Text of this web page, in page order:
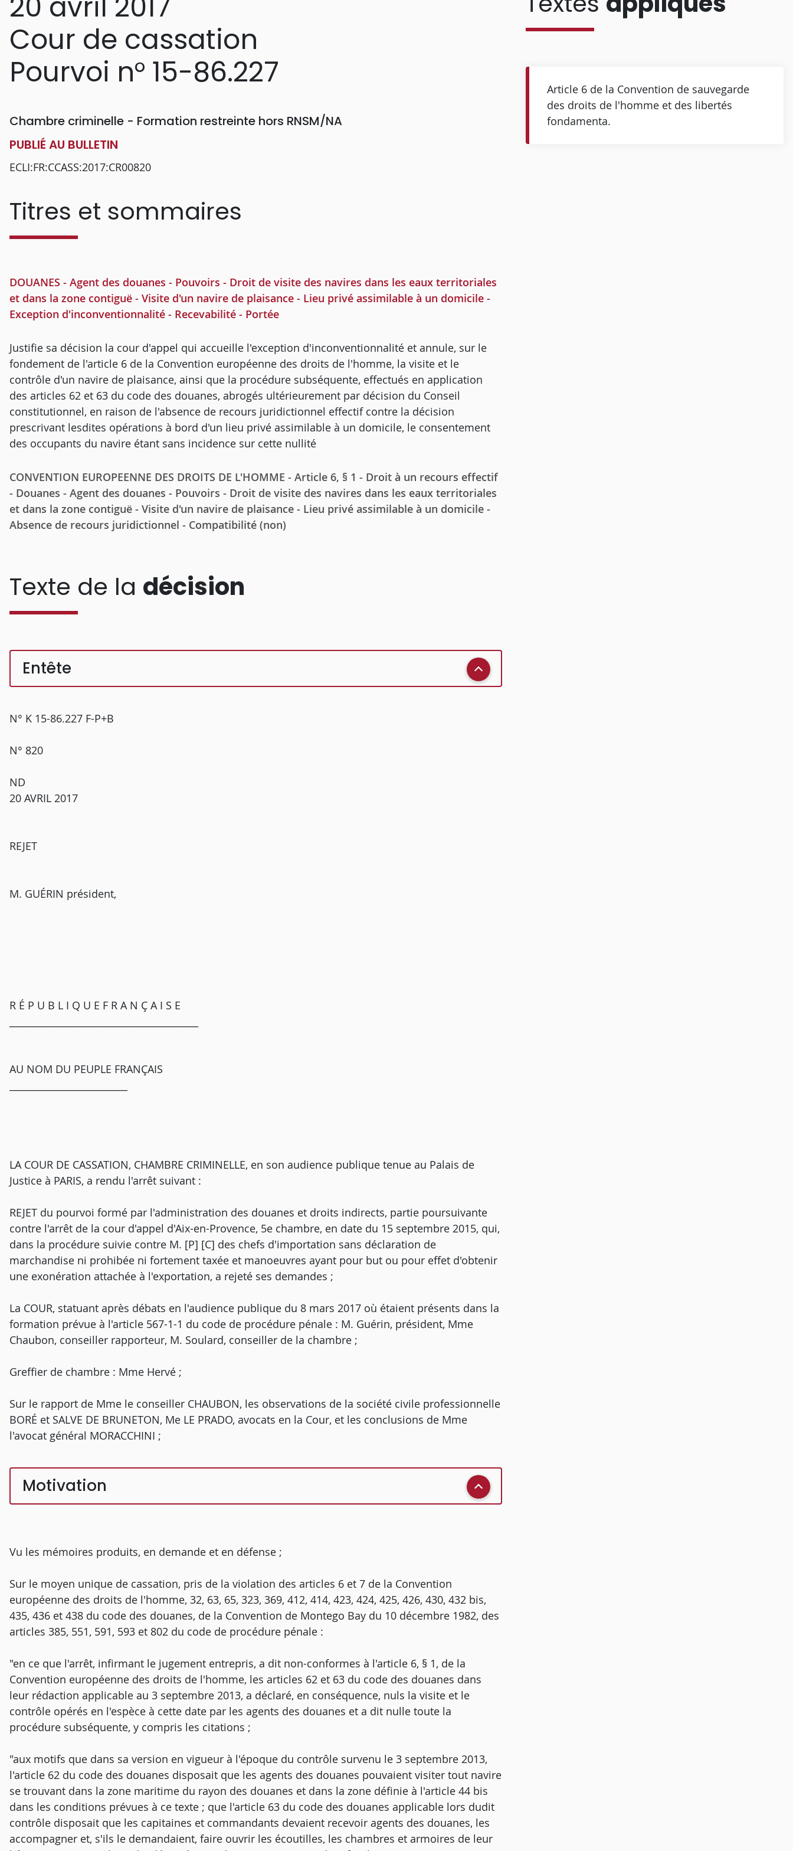
Cour de cassation
Pourvoi n° 15-86.227
Chambre criminelle - Formation restreinte hors RNSM/NA
PUBLIÉ AU BULLETIN
ECLI:FR:CCASS:2017:CR00820
Titres et sommaires
DOUANES - Agent des douanes - Pouvoirs - Droit de visite des navires dans les eaux territoriales
et dans la zone contiguë - Visite d'un navire de plaisance - Lieu privé assimilable à un domicile -
Exception d'inconventionnalité - Recevabilité - Portée
Justifie sa décision la cour d'appel qui accueille l'exception d'inconventionnalité et annule, sur le
fondement de l'article 6 de la Convention européenne des droits de l'homme, la visite et le
contrôle d'un navire de plaisance, ainsi que la procédure subséquente, effectués en application
des articles 62 et 63 du code des douanes, abrogés ultérieurement par décision du Conseil
constitutionnel, en raison de l'absence de recours juridictionnel effectif contre la décision
prescrivant lesdites opérations à bord d'un lieu privé assimilable à un domicile, le consentement
des occupants du navire étant sans incidence sur cette nullité
CONVENTION EUROPEENNE DES DROITS DE L'HOMME - Article 6, § 1 - Droit à un recours effectif
- Douanes - Agent des douanes - Pouvoirs - Droit de visite des navires dans les eaux territoriales
et dans la zone contiguë - Visite d'un navire de plaisance - Lieu privé assimilable à un domicile -
Absence de recours juridictionnel - Compatibilité (non)
Texte de la décision
Entête
N° K 15-86.227 F-P+B
N° 820
ND
20 AVRIL 2017
REJET
M. GUÉRIN président,
R É P U B L I Q U E F R A N Ç A I S E
AU NOM DU PEUPLE FRANÇAIS
LA COUR DE CASSATION, CHAMBRE CRIMINELLE, en son audience publique tenue au Palais de
Justice à PARIS, a rendu l'arrêt suivant :
REJET du pourvoi formé par l'administration des douanes et droits indirects, partie poursuivante
contre l'arrêt de la cour d'appel d'Aix-en-Provence, 5e chambre, en date du 15 septembre 2015, qui,
dans la procédure suivie contre M. [P] [C] des chefs d'importation sans déclaration de
marchandise ni prohibée ni fortement taxée et manoeuvres ayant pour but ou pour effet d'obtenir
une exonération attachée à l'exportation, a rejeté ses demandes ;
La COUR, statuant après débats en l'audience publique du 8 mars 2017 où étaient présents dans la
formation prévue à l'article 567-1-1 du code de procédure pénale : M. Guérin, président, Mme
Chaubon, conseiller rapporteur, M. Soulard, conseiller de la chambre ;
Greffier de chambre : Mme Hervé ;
Sur le rapport de Mme le conseiller CHAUBON, les observations de la société civile professionnelle
BORÉ et SALVE DE BRUNETON, Me LE PRADO, avocats en la Cour, et les conclusions de Mme
l'avocat général MORACCHINI ;
Motivation
Vu les mémoires produits, en demande et en défense ;
Sur le moyen unique de cassation, pris de la violation des articles 6 et 7 de la Convention
européenne des droits de l'homme, 32, 63, 65, 323, 369, 412, 414, 423, 424, 425, 426, 430, 432 bis,
435, 436 et 438 du code des douanes, de la Convention de Montego Bay du 10 décembre 1982, des
articles 385, 551, 591, 593 et 802 du code de procédure pénale :
"en ce que l'arrêt, infirmant le jugement entrepris, a dit non-conformes à l'article 6, § 1, de la
Convention européenne des droits de l'homme, les articles 62 et 63 du code des douanes dans
leur rédaction applicable au 3 septembre 2013, a déclaré, en conséquence, nuls la visite et le
contrôle opérés en l'espèce à cette date par les agents des douanes et a dit nulle toute la
procédure subséquente, y compris les citations ;
"aux motifs que dans sa version en vigueur à l'époque du contrôle survenu le 3 septembre 2013,
l'article 62 du code des douanes disposait que les agents des douanes pouvaient visiter tout navire
se trouvant dans la zone maritime du rayon des douanes et dans la zone définie à l'article 44 bis
dans les conditions prévues à ce texte ; que l'article 63 du code des douanes applicable lors dudit
contrôle disposait que les capitaines et commandants devaient recevoir agents des douanes, les
accompagner et, s'ils le demandaient, faire ouvrir les écoutilles, les chambres et armoires de leur
Article 6 de la Convention de sauvegarde
des droits de l'homme et des libertés
fondamenta.